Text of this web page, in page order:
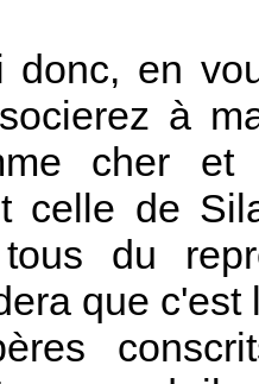
donc, en
à
cher
celle de
du
que